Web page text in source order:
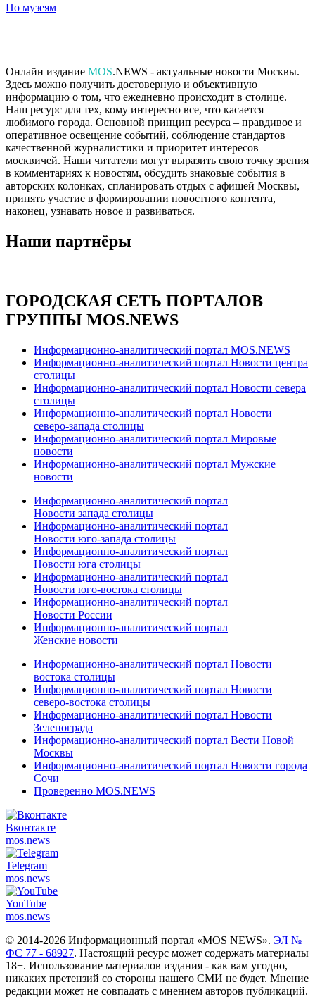
По музеям
Онлайн издание MOS.NEWS - актуальные новости Москвы.
Здесь можно получить достоверную и объективную
информацию о том, что ежедневно происходит в столице.
Наш ресурс для тех, кому интересно все, что касается
любимого города. Основной принцип ресурса – правдивое и
оперативное освещение событий, соблюдение стандартов
качественной журналистики и приоритет интересов
москвичей. Наши читатели могут выразить свою точку зрения
в комментариях к новостям, обсудить знаковые события в
авторских колонках, спланировать отдых с афишей Москвы,
принять участие в формировании новостного контента,
наконец, узнавать новое и развиваться.
Наши партнёры
ГОРОДСКАЯ СЕТЬ ПОРТАЛОВ
ГРУППЫ MOS.NEWS
Информационно-аналитический портал MOS.NEWS
Информационно-аналитический портал Новости центра
столицы
Информационно-аналитический портал Новости севера
столицы
Информационно-аналитический портал Новости
северо-запада столицы
Информационно-аналитический портал Мировые
новости
Информационно-аналитический портал Мужские
новости
Информационно-аналитический портал
Новости запада столицы
Информационно-аналитический портал
Новости юго-запада столицы
Информационно-аналитический портал
Новости юга столицы
Информационно-аналитический портал
Новости юго-востока столицы
Информационно-аналитический портал
Новости России
Информационно-аналитический портал
Женские новости
Информационно-аналитический портал Новости
востока столицы
Информационно-аналитический портал Новости
северо-востока столицы
Информационно-аналитический портал Новости
Зеленограда
Информационно-аналитический портал Вести Новой
Москвы
Информационно-аналитический портал Новости города
Сочи
Проверенно MOS.NEWS
Вконтакте
mos.news
Telegram
mos.news
YouTube
mos.news
© 2014-2026 Информационный портал «MOS NEWS». ЭЛ №
ФС 77 - 68927. Настоящий ресурс может содержать материалы
18+. Использование материалов издания - как вам угодно,
никаких претензий со стороны нашего СМИ не будет. Мнение
редакции может не совпадать с мнением авторов публикаций.